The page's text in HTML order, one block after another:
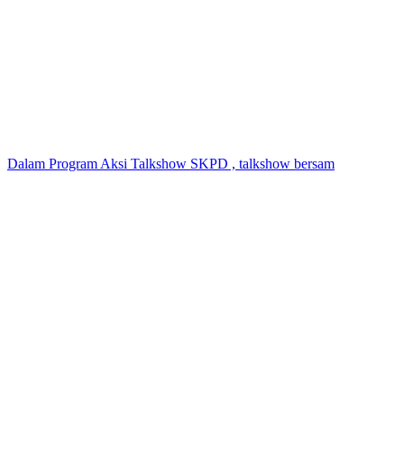
Dalam Program Aksi Talkshow SKPD , talkshow bersam